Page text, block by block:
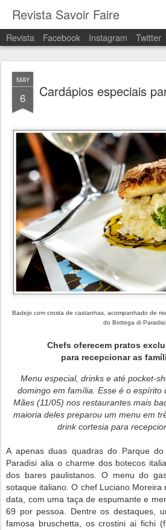
Revista Savoir Faire
Revista Facebook Instagram Twitter
MAY
6 Cardápios especiais
Badejo com crosta de castanhas, acompanhado de
do Bottega di Paradisi.
Chefs oferecem pratos
para recepcionar as
Menu especial, drinks e até pocket-
domingo em família. Esse é o espírito
Mães (11/05) nos restaurantes mais
maioria deles preparou um menu em
drink cortesia para
A apenas duas quadras do Parque
Paradisi alia o charme dos botecos
dos bares paulistanos. O menu do
sotaque italiano. O chef Luciano Moreira
data, com uma taça de espumante e
69 por pessoa. Dentre os destaques,
famosa bruschetta, os crostini ai fichi